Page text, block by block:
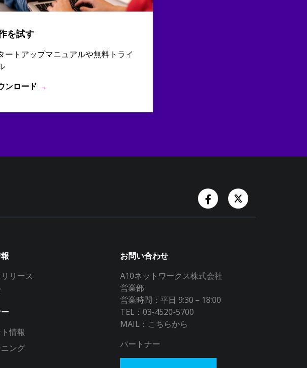
を試す
ートアップマニュアルや無料トライ
ンロード →
Facebook Account
Twitter Account
リース
情報
ニング
お問い合わせ
A10ネットワークス株式会社
営業部
営業時間：平日 9:30－18:00
TEL：03-4520-5700
MAIL： こちらから
パートナー